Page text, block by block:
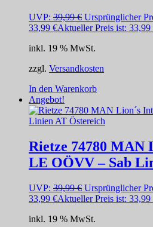
UVP: 39,99€ Ursprünglicher
33,99 €Aktueller Preis ist: 33,99
inkl. 19 % MwSt.
zzgl. Versandkosten
In den Warenkorb
Angebot!
Rietze 74780 MAN
LE OÖVV – Sab
UVP: 39,99€ Ursprünglicher
33,99 €Aktueller Preis ist: 33,99
inkl. 19 % MwSt.